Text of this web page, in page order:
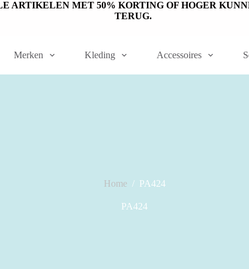
ARTIKELEN MET 50% KORTING OF HOGER
TERUG.
Merken Kleding Accessoires
Home / PA424
PA424